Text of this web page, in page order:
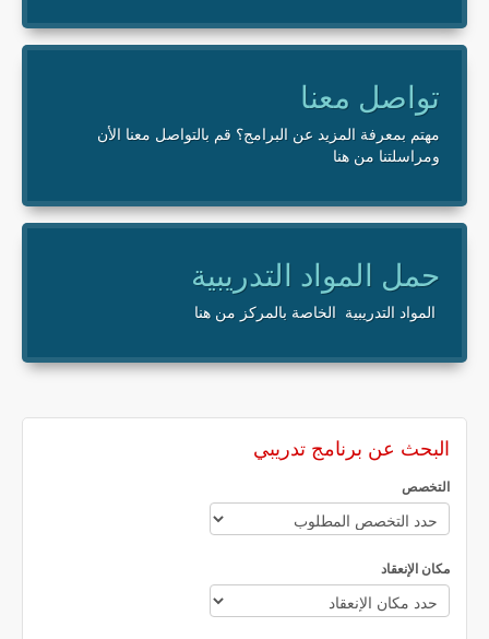
تواصل معنا
مهتم بمعرفة المزيد عن البرامج؟ قم بالتواصل معنا الأن
ومراسلتنا من هنا
حمل المواد التدريبية
المواد التدريبية الخاصة بالمركز من هنا
البحث عن برنامج تدريبي
التخصص
مكان الإنعقاد